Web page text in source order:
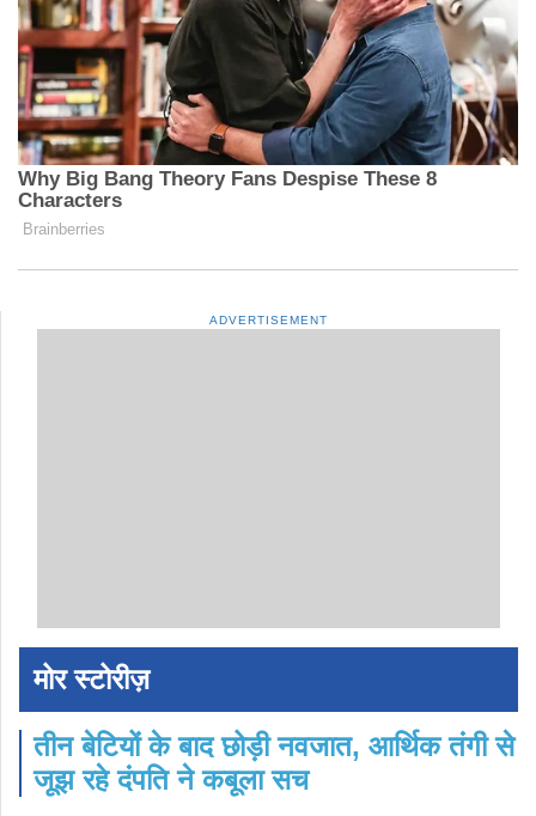
ADVERTISEMENT
मोर स्टोरीज़
तीन बेटियों के बाद छोड़ी नवजात, आर्थिक तंगी से
जूझ रहे दंपति ने कबूला सच